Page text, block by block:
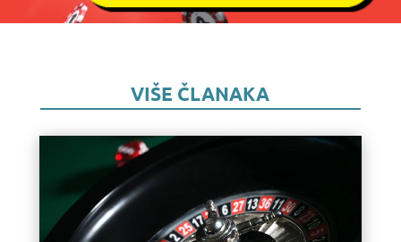
VIŠE ČLANAKA